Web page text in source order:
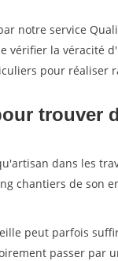
notre service
vérifier la véracité
pour réaliser
trouver
dans les
chantiers de son
peut parfois
passer par